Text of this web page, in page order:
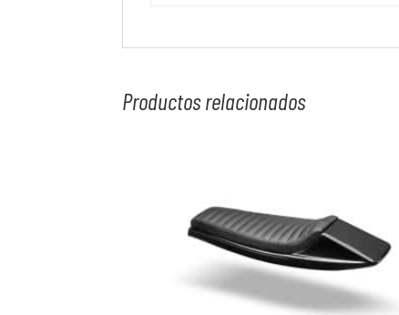
Productos relacionados